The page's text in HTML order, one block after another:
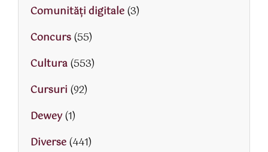
Comunități digitale(3)
Concurs(55)
Cultura(553)
Cursuri (92)
Dewey(1)
Diverse(441)